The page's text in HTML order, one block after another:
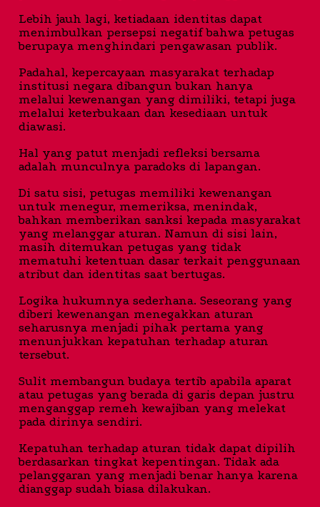
Lebih jauh lagi, ketiadaan identitas dapat
menimbulkan persepsi negatif bahwa petugas
berupaya menghindari pengawasan publik.
Padahal, kepercayaan masyarakat terhadap
institusi negara dibangun bukan hanya
melalui kewenangan yang dimiliki, tetapi juga
melalui keterbukaan dan kesediaan untuk
diawasi.
Hal yang patut menjadi refleksi bersama
adalah munculnya paradoks di lapangan.
Di satu sisi, petugas memiliki kewenangan
untuk menegur, memeriksa, menindak,
bahkan memberikan sanksi kepada masyarakat
yang melanggar aturan. Namun di sisi lain,
masih ditemukan petugas yang tidak
mematuhi ketentuan dasar terkait penggunaan
atribut dan identitas saat bertugas.
Logika hukumnya sederhana. Seseorang yang
diberi kewenangan menegakkan aturan
seharusnya menjadi pihak pertama yang
menunjukkan kepatuhan terhadap aturan
tersebut.
Sulit membangun budaya tertib apabila aparat
atau petugas yang berada di garis depan justru
menganggap remeh kewajiban yang melekat
pada dirinya sendiri.
Kepatuhan terhadap aturan tidak dapat dipilih
berdasarkan tingkat kepentingan. Tidak ada
pelanggaran yang menjadi benar hanya karena
dianggap sudah biasa dilakukan.